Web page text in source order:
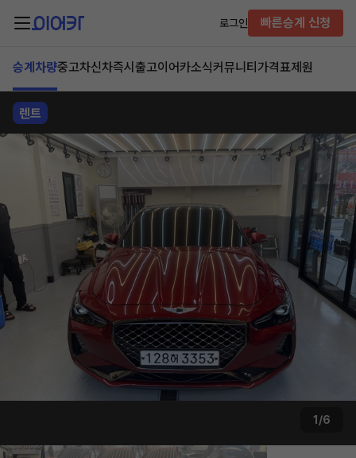
로그인 빠른승계 신청
승계차량중고차신차즉시출고이어카소식커뮤니티 가격표제원
렌트
1/6